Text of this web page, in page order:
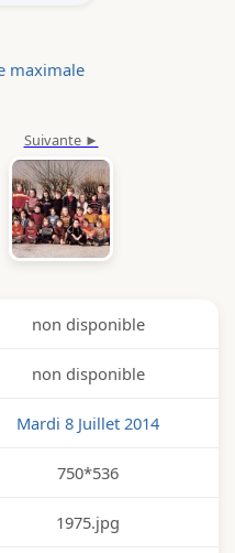
maximale
non disponible
non disponible
Mardi 8 Juillet 2014
750*536
1975.jpg